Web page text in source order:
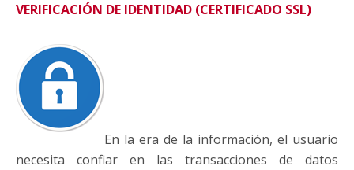
VERIFICACIÓN DE IDENTIDAD (CERTIFICADO SSL)
En la era de la información, el usuario
necesita confiar en las transacciones de datos